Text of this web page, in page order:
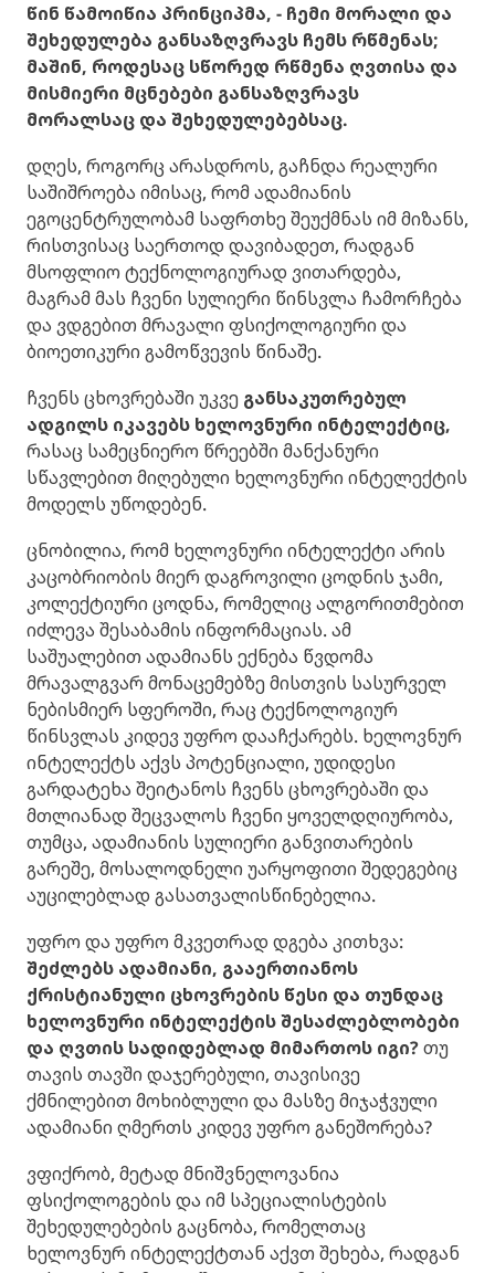
წინ წამოიწია პრინციპმა, - ჩემი მორალი და
შეხედულება განსაზღვრავს ჩემს რწმენას;
მაშინ, როდესაც სწორედ რწმენა ღვთისა და
მისმიერი მცნებები განსაზღვრავს
მორალსაც და შეხედულებებსაც.
დღეს, როგორც არასდროს, გაჩნდა რეალური
საშიშროება იმისაც, რომ ადამიანის
ეგოცენტრულობამ საფრთხე შეუქმნას იმ მიზანს,
რისთვისაც საერთოდ დავიბადეთ, რადგან
მსოფლიო ტექნოლოგიურად ვითარდება,
მაგრამ მას ჩვენი სულიერი წინსვლა ჩამორჩება
და ვდგებით მრავალი ფსიქოლოგიური და
ბიოეთიკური გამოწვევის წინაშე.
ჩვენს ცხოვრებაში უკვე განსაკუთრებულ
ადგილს იკავებს ხელოვნური ინტელექტიც,
რასაც სამეცნიერო წრეებში მანქანური
სწავლებით მიღებული ხელოვნური ინტელექტის
მოდელს უწოდებენ.
ცნობილია, რომ ხელოვნური ინტელექტი არის
კაცობრიობის მიერ დაგროვილი ცოდნის ჯამი,
კოლექტიური ცოდნა, რომელიც ალგორითმებით
იძლევა შესაბამის ინფორმაციას. ამ
საშუალებით ადამიანს ექნება წვდომა
მრავალგვარ მონაცემებზე მისთვის სასურველ
ნებისმიერ სფეროში, რაც ტექნოლოგიურ
წინსვლას კიდევ უფრო დააჩქარებს. ხელოვნურ
ინტელექტს აქვს პოტენციალი, უდიდესი
გარდატეხა შეიტანოს ჩვენს ცხოვრებაში და
მთლიანად შეცვალოს ჩვენი ყოველდღიურობა,
თუმცა, ადამიანის სულიერი განვითარების
გარეშე, მოსალოდნელი უარყოფითი შედეგებიც
აუცილებლად გასათვალისწინებელია.
უფრო და უფრო მკვეთრად დგება კითხვა:
შეძლებს ადამიანი, გააერთიანოს
ქრისტიანული ცხოვრების წესი და თუნდაც
ხელოვნური ინტელექტის შესაძლებლობები
და ღვთის სადიდებლად მიმართოს იგი?თუ
თავის თავში დაჯერებული, თავისივე
ქმნილებით მოხიბლული და მასზე მიჯაჭვული
ადამიანი ღმერთს კიდევ უფრო განეშორება?
ვფიქრობ, მეტად მნიშვნელოვანია
ფსიქოლოგების და იმ სპეციალისტების
შეხედულებების გაცნობა, რომელთაც
ხელოვნურ ინტელექტთან აქვთ შეხება, რადგან